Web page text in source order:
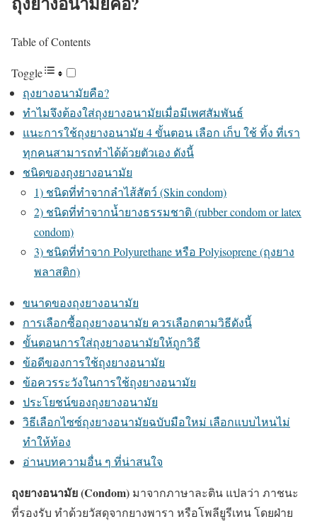
Table of Contents
Toggle
ถุงยางอนามัยคือ?
ทำไมจึงต้องใส่ถุงยางอนามัยเมื่อมีเพศสัมพันธ์
แนะการใช้ถุงยางอนามัย 4 ขั้นตอน เลือก เก็บ ใช้ ทิ้ง ที่เรา
ทุกคนสามารถทำได้ด้วยตัวเอง ดังนี้
ชนิดของถุงยางอนามัย
1) ชนิดที่ทำจากลำไส้สัตว์ (Skin condom)
2) ชนิดที่ทำจากน้ำยางธรรมชาติ (rubber condom or latex
condom)
3) ชนิดที่ทำจาก Polyurethane หรือ Polyisoprene (ถุงยาง
พลาสติก)
ขนาดของถุงยางอนามัย
การเลือกซื้อถุงยางอนามัย ควรเลือกตามวิธีดังนี้
ขั้นตอนการใส่ถุงยางอนามัยให้ถูกวิธี
ข้อดีของการใช้ถุงยางอนามัย
ข้อควรระวังในการใช้ถุงยางอนามัย
ประโยชน์ของถุงยางอนามัย
วิธีเลือกไซซ์ถุงยางอนามัยฉบับมือใหม่ เลือกแบบไหนไม่
ทำให้ท้อง
อ่านบทความอื่น ๆ ที่น่าสนใจ
ถุงยางอนามัย (Condom) มาจากภาษาละติน แปลว่า ภาชนะ
ที่รองรับ ทำด้วยวัสดุจากยางพารา หรือโพลียูรีเทน โดยฝ่าย